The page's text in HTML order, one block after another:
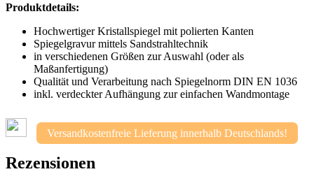
Produktdetails:
Hochwertiger Kristallspiegel mit polierten Kanten
Spiegelgravur mittels Sandstrahltechnik
in verschiedenen Größen zur Auswahl (oder als
Maßanfertigung)
Qualität und Verarbeitung nach Spiegelnorm DIN EN 1036
inkl. verdeckter Aufhängung zur einfachen Wandmontage
Versandkostenfreie Lieferung innerhalb Deutschlands!
Rezensionen